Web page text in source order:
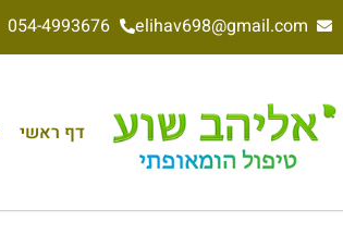
elihav698@gmail.com
054-4993676
דף ראשי